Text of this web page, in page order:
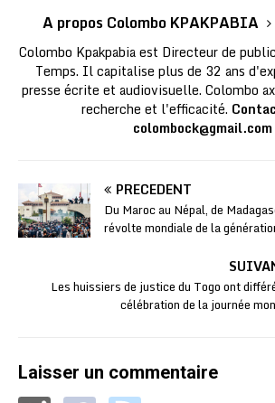
A propos Colombo KPAKPABIA
Colombo Kpakpabia est Directeur de
Temps. Il capitalise plus de 32 ans
presse écrite et audiovisuelle. Colombo
recherche et l'efficacité.
colombock@gmail.com
PRÉCÉDENT
Du Maroc au Népal, de
révolte mondiale de la
Les huissiers de justice du Togo ont
célébration de la journée
Laisser un commentaire